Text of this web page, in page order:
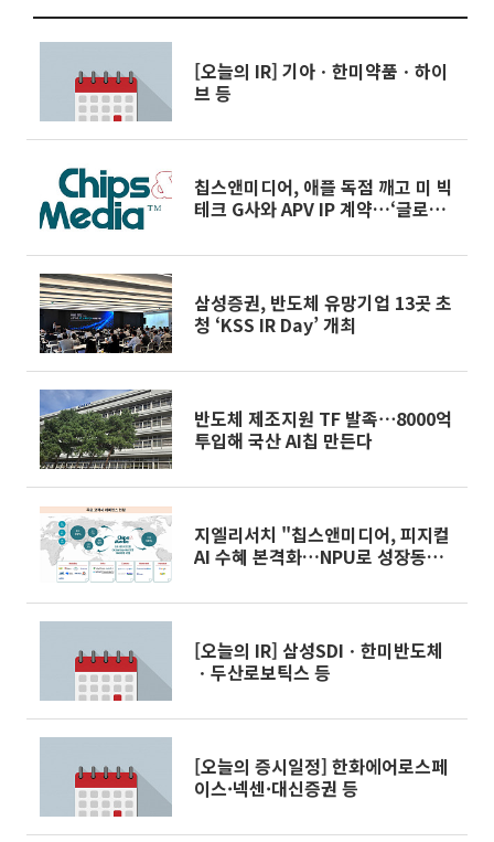
[오늘의 IR] 기아ㆍ한미약품ㆍ하이
브 등
칩스앤미디어, 애플 독점 깨고 미 빅
테크 G사와 APV IP 계약…‘글로벌
삼성증권, 반도체 유망기업 13곳 초
청 ‘KSS IR Day’ 개최
반도체 제조지원 TF 발족⋯8000억
투입해 국산 AI칩 만든다
지엘리서치 "칩스앤미디어, 피지컬
AI 수혜 본격화…NPU로 성장동력
[오늘의 IR] 삼성SDIㆍ한미반도체
ㆍ두산로보틱스 등
[오늘의 증시일정] 한화에어로스페
이스·넥센·대신증권 등